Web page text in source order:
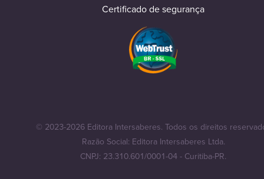
Certificado de segurança
© 2023-2026 Editora Intersaberes. Todos os direitos
Razão Social: Editora Intersaberes Ltda.
CNPJ: 23.310.601/0001-04 - Curitiba-PR.